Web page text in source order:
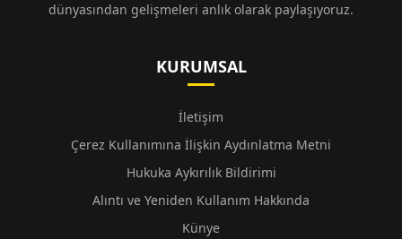
dünyasından gelişmeleri anlık olarak paylaşıyoruz.
KURUMSAL
İletişim
Çerez Kullanımına İlişkin Aydınlatma Metni
Hukuka Aykırılık Bildirimi
Alıntı ve Yeniden Kullanım Hakkında
Künye